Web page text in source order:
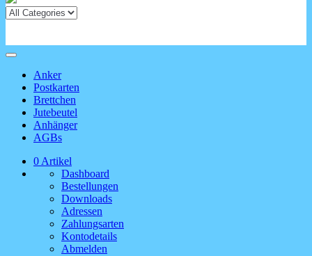
Anker
Postkarten
Brettchen
Jutebeutel
Anhänger
AGBs
0 Artikel
Dashboard
Bestellungen
Downloads
Adressen
Zahlungsarten
Kontodetails
Abmelden